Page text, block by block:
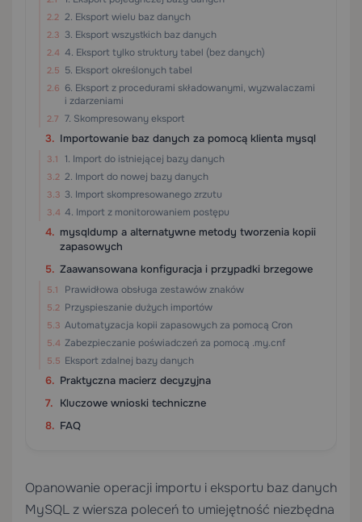
2. Eksport wielu baz danych
3. Eksport wszystkich baz danych
4. Eksport tylko struktury tabel (bez danych)
5. Eksport określonych tabel
6. Eksport z procedurami składowanymi, wyzwalaczami
i zdarzeniami
7. Skompresowany eksport
Importowanie baz danych za pomocą klienta mysql
1. Import do istniejącej bazy danych
2. Import do nowej bazy danych
3. Import skompresowanego zrzutu
4. Import z monitorowaniem postępu
mysqldump a alternatywne metody tworzenia kopii
zapasowych
Zaawansowana konfiguracja i przypadki brzegowe
Prawidłowa obsługa zestawów znaków
Przyspieszanie dużych importów
Automatyzacja kopii zapasowych za pomocą Cron
Zabezpieczanie poświadczeń za pomocą .my.cnf
Eksport zdalnej bazy danych
Praktyczna macierz decyzyjna
Kluczowe wnioski techniczne
FAQ
Opanowanie operacji importu i eksportu baz danych
MySQL z wiersza poleceń to umiejętność niezbędna